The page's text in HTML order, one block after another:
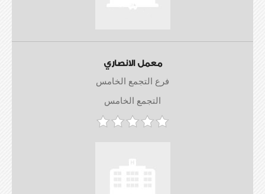
معمل الانصاري
فرع التجمع الخامس
التجمع الخامس